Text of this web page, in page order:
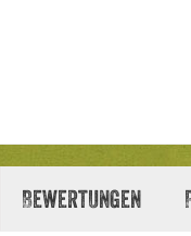
Bewertungen